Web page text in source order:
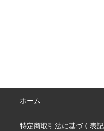
ホーム
特定商取引法に基づく表記